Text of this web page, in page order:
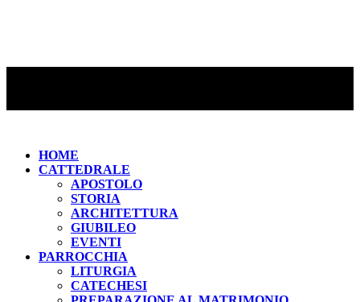
HOME
CATTEDRALE
APOSTOLO
STORIA
ARCHITETTURA
GIUBILEO
EVENTI
PARROCCHIA
LITURGIA
CATECHESI